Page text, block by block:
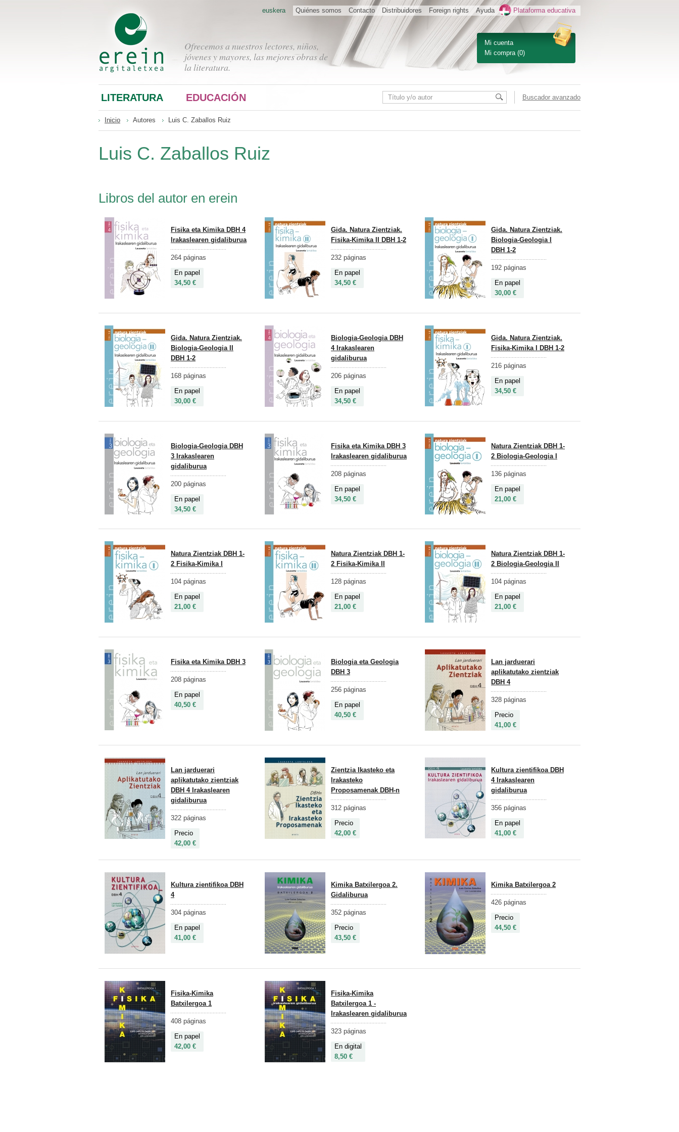
Mi cuenta
Mi compra (0)
Ofrecemos a nuestros lectores, niños,
jóvenes y mayores, las mejores obras de
la literatura.
Quiénes somos Contacto Distribuidores Foreign rights Ayuda Plataforma educativa
euskera
LITERATURA EDUCACIÓN Buscador avanzado
Inicio Autores Luis C. Zaballos Ruiz
Luis C. Zaballos Ruiz
Libros del autor en erein
Fisika eta Kimika DBH 4
Irakaslearen gidaliburua
264 páginas
En papel
34,50 €
Gida. Natura Zientziak.
Fisika-Kimika II DBH 1-2
232 páginas
En papel
34,50 €
Gida. Natura Zientziak.
Biologia-Geologia I
DBH 1-2
192 páginas
En papel
30,00 €
Gida. Natura Zientziak.
Biologia-Geologia II
DBH 1-2
168 páginas
En papel
30,00 €
Biologia-Geologia DBH
4 Irakaslearen
gidaliburua
206 páginas
En papel
34,50 €
Gida. Natura Zientziak.
Fisika-Kimika I DBH 1-2
216 páginas
En papel
34,50 €
Biologia-Geologia DBH
3 Irakaslearen
gidaliburua
200 páginas
En papel
34,50 €
Fisika eta Kimika DBH 3
Irakaslearen gidaliburua
208 páginas
En papel
34,50 €
Natura Zientziak DBH 1-
2 Biologia-Geologia I
136 páginas
En papel
21,00 €
Natura Zientziak DBH 1-
2 Fisika-Kimika I
104 páginas
En papel
21,00 €
Natura Zientziak DBH 1-
2 Fisika-Kimika II
128 páginas
En papel
21,00 €
Natura Zientziak DBH 1-
2 Biologia-Geologia II
104 páginas
En papel
21,00 €
Fisika eta Kimika DBH 3
208 páginas
En papel
40,50 €
Biologia eta Geologia
DBH 3
256 páginas
En papel
40,50 €
Lan jarduerari
aplikatutako zientziak
DBH 4
328 páginas
Precio
41,00 €
Lan jarduerari
aplikatutako zientziak
DBH 4 Irakaslearen
gidaliburua
322 páginas
Precio
42,00 €
Zientzia Ikasteko eta
Irakasteko
Proposamenak DBH-n
312 páginas
Precio
42,00 €
Kultura zientifikoa DBH
4 Irakaslearen
gidaliburua
356 páginas
En papel
41,00 €
Kultura zientifikoa DBH
4
304 páginas
En papel
41,00 €
Kimika Batxilergoa 2.
Gidaliburua
352 páginas
Precio
43,50 €
Kimika Batxilergoa 2
426 páginas
Precio
44,50 €
Fisika-Kimika
Batxilergoa 1
408 páginas
En papel
42,00 €
Fisika-Kimika
Batxilergoa 1 -
Irakaslearen gidaliburua
323 páginas
En digital
8,50 €